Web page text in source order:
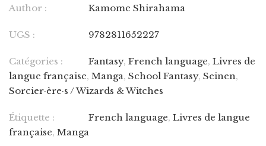
Author :
Kamome Shirahama
UGS : 9782811652227
Catégories : Fantasy, French language, Livres de
langue française, Manga, School Fantasy, Seinen,
Sorcier·ère·s / Wizards & Witches
Étiquette : French language, Livres de langue
française, Manga